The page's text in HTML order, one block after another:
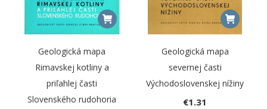
Geologická mapa
Rimavskej kotliny a
priľahlej časti
Slovenského rudohoria
Geologická mapa
severnej časti
Východoslovenskej nížiny
€1.31